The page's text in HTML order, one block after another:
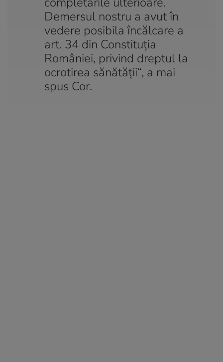
Demersul nostru a avut în
vedere posibila încălcare a
art. 34 din Constituţia
României, privind dreptul la
ocrotirea sănătăţii“, a mai
spus Cor.